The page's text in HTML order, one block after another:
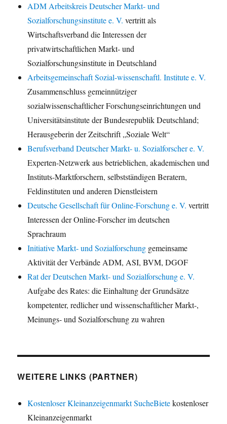
ADM Arbeitskreis Deutscher Markt- und
Sozialforschungsinstitute e. V. vertritt als
Wirtschaftsverband die Interessen der
privatwirtschaftlichen Markt- und
Sozialforschungsinstitute in Deutschland
Arbeitsgemeinschaft Sozial-wissenschaftl. Institute e. V.
Zusammenschluss gemeinnütziger
sozialwissenschaftlicher Forschungseinrichtungen und
Universitätsinstitute der Bundesrepublik Deutschland;
Herausgeberin der Zeitschrift „Soziale Welt“
Berufsverband Deutscher Markt- u. Sozialforscher e. V.
Experten-Netzwerk aus betrieblichen, akademischen und
Instituts-Marktforschern, selbstständigen Beratern,
Feldinstituten und anderen Dienstleistern
Deutsche Gesellschaft für Online-Forschung e. V. vertritt
Interessen der Online-Forscher im deutschen
Sprachraum
Initiative Markt- und Sozialforschung gemeinsame
Aktivität der Verbände ADM, ASI, BVM, DGOF
Rat der Deutschen Markt- und Sozialforschung e. V.
Aufgabe des Rates: die Einhaltung der Grundsätze
kompetenter, redlicher und wissenschaftlicher Markt-,
Meinungs- und Sozialforschung zu wahren
WEITERE LINKS (PARTNER)
Kostenloser Kleinanzeigenmarkt SucheBietekostenloser
Kleinanzeigenmarkt